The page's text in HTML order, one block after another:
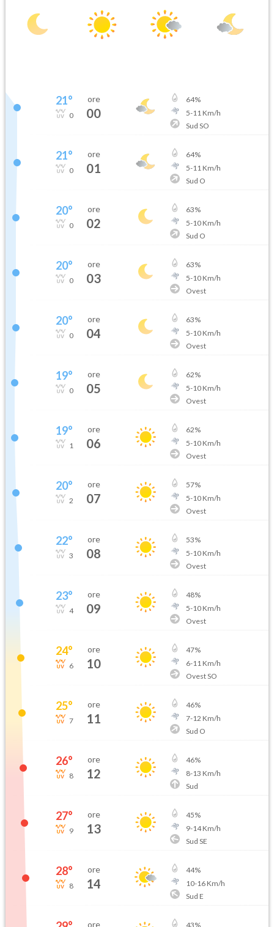
21°
0
ore
00
64%
5-11 Km/h
Sud SO
21°
0
ore
01
64%
5-11 Km/h
Sud O
20°
0
ore
02
63%
5-10Km/h
Sud O
20°
0
ore
03
63%
5-10Km/h
Ovest
20°
0
ore
04
63%
5-10Km/h
Ovest
19°
0
ore
05
62%
5-10Km/h
Ovest
19°
1
ore
06
62%
5-10Km/h
Ovest
20°
2
ore
07
57%
5-10Km/h
Ovest
22°
3
ore
08
53%
5-10Km/h
Ovest
23°
4
ore
09
48%
5-10Km/h
Ovest
24°
6
ore
10
47%
6-11 Km/h
Ovest SO
25°
7
ore
11
46%
7-12 Km/h
Sud O
26°
8
ore
12
46%
8-13 Km/h
Sud
27°
9
ore
13
45%
9-14Km/h
Sud SE
28°
8
ore
14
44%
10-16Km/h
Sud E
ore 43%